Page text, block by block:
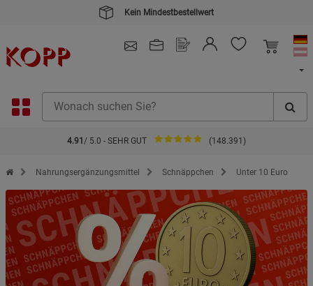
Kein Mindestbestellwert
4.91 / 5.0 - SEHR GUT (148.391)
Zur Startseite des Kopp Verlag Online-Shop
Nahrungsergänzungsmittel Schnäppchen Unter 10 Euro